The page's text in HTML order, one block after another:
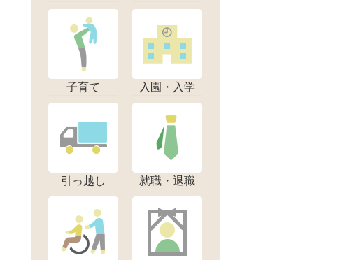
子育て 入園・入学
引っ越し 就職・退職